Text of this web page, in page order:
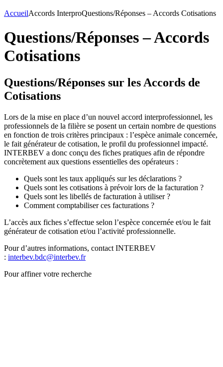
AccueilAccords InterproQuestions/Réponses – Accords Cotisations
Questions/Réponses – Accords
Cotisations
Questions/Réponses sur les Accords de
Cotisations
Lors de la mise en place d’un nouvel accord interprofessionnel, les
professionnels de la filière se posent un certain nombre de questions
en fonction de trois critères principaux : l’espèce animale concernée,
le fait générateur de cotisation, le profil du professionnel impacté.
INTERBEV a donc conçu des fiches pratiques afin de répondre
concrètement aux questions essentielles des opérateurs :
Quels sont les taux appliqués sur les déclarations ?
Quels sont les cotisations à prévoir lors de la facturation ?
Quels sont les libellés de facturation à utiliser ?
Comment comptabiliser ces facturations ?
L’accès aux fiches s’effectue selon l’espèce concernée et/ou le fait
générateur de cotisation et/ou l’activité professionnelle.
Pour d’autres informations, contact INTERBEV
: interbev.bdc@interbev.fr
Pour affiner votre recherche